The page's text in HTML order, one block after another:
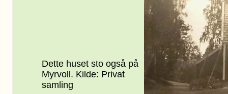
Dette huset sto også på
Myrvoll. Kilde: Privat
samling